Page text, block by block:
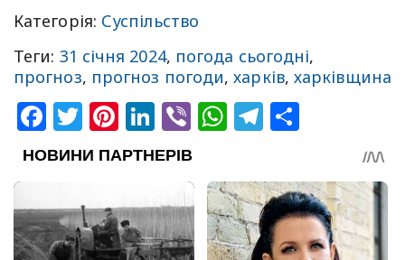
Категорія: Суспільство
Теги: 31 січня 2024, погода сьогодні,
прогноз, прогноз погоди,харків,харківщина
Facebook
Twitter
Pinterest
LinkedIn
ViberWhatsApp
Telegram